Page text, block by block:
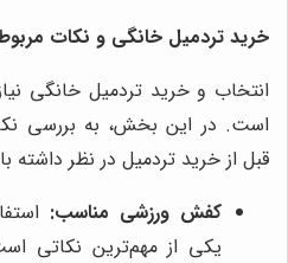
خرید تردمیل خانگی و نکات
انتخاب و خرید تردمیل خانگی
است. در این بخش، به بررسی
قبل از خرید تردمیل در نظر داشته
کفش ورزشی مناسب:
یکی از مهم‌ترین نکاتی